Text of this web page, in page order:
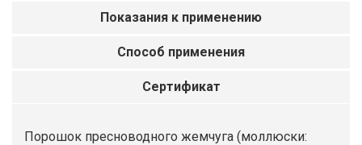
Показания к применению
Способ применения
Сертификат
Порошок пресноводного жемчуга (моллюски: